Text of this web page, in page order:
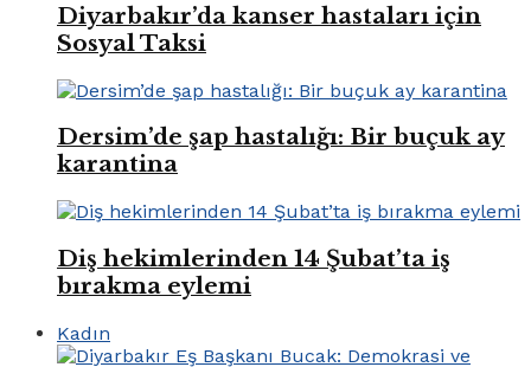
Diyarbakır’da kanser hastaları için
Sosyal Taksi
Dersim’de şap hastalığı: Bir buçuk ay
karantina
Diş hekimlerinden 14 Şubat’ta iş
bırakma eylemi
Kadın